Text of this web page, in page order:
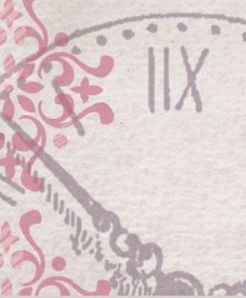
Παράκαμψη προς το κυρίως περιεχόμενο